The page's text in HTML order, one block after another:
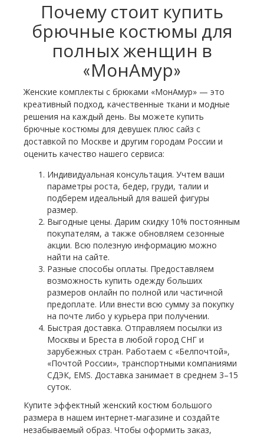
Почему стоит купить
брючные костюмы для
полных женщин в
«МонАмур»
Женские комплекты с брюками «МонАмур» —‌ это
креативный подход, качественные ткани и модные
решения на каждый день. Вы можете купить
брючные костюмы для девушек плюс сайз с
доставкой по Москве и другим городам России и
оценить качество нашего сервиса:
Индивидуальная консультация. Учтем ваши
параметры роста, бедер, груди, талии и
подберем идеальный для вашей фигуры
размер.
Выгодные цены. Дарим скидку 10% постоянным
покупателям, а также обновляем сезонные
акции. Всю полезную информацию можно
найти на сайте.
Разные способы оплаты. Предоставляем
возможность купить одежду больших
размеров онлайн по полной или частичной
предоплате. Или внести всю сумму за покупку
на почте либо у курьера при получении.
Быстрая доставка. Отправляем посылки из
Москвы и Бреста в любой город СНГ и
зарубежных стран. Работаем с «Белпочтой»,
«Почтой России», транспортными компаниями
СДЭК, EMS. Доставка занимает в среднем 3–15
суток.
Купите эффектный женский костюм большого
размера в нашем интернет-магазине и создайте
незабываемый образ. Чтобы оформить заказ,